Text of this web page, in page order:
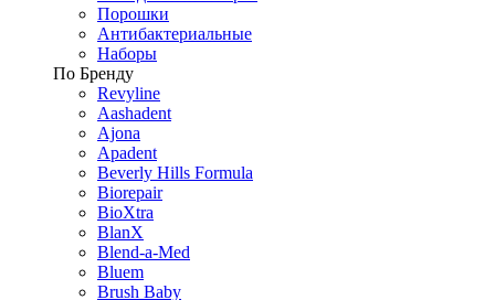
Порошки
Антибактериальные
Наборы
По Бренду
Revyline
Aashadent
Ajona
Apadent
Beverly Hills Formula
Biorepair
BioXtra
BlanX
Blend-a-Med
Bluem
Brush Baby